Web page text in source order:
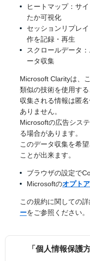
ヒートマップ：サ
たか可視化
セッションリプレ
作を記録・再生
スクロールデータ
ータ収集
Microsoft Clarityは、
類似の技術を使用する
収集される情報は匿
ありません。
Microsoftの広告シス
る場合があります。
このデータ収集を希
ことが出来ます。
ブラウザの設定で
Microsoftのオプト
この規約に関しての詳
ーをご参照ください。
「個人情報保護